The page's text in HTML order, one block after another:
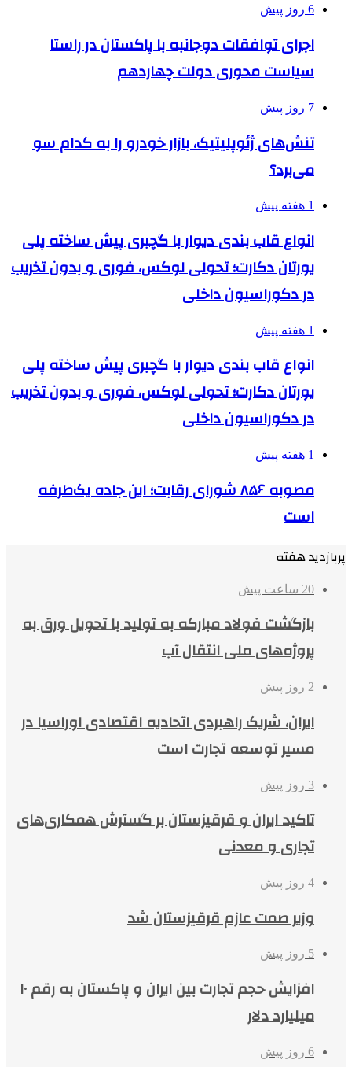
6 روز پیش
اجرای توافقات دوجانبه با پاکستان در راستا
سیاست محوری دولت چهاردهم
7 روز پیش
تنش‌های ژئوپلیتیک، بازار خودرو را به کدام سو
می‌برد؟
1 هفته پیش
انواع قاب بندی دیوار با گچبری پیش ساخته پلی
یورتان دکارت؛ تحولی لوکس، فوری و بدون تخریب
در دکوراسیون داخلی
1 هفته پیش
انواع قاب بندی دیوار با گچبری پیش ساخته پلی
یورتان دکارت؛ تحولی لوکس، فوری و بدون تخریب
در دکوراسیون داخلی
1 هفته پیش
مصوبه ۸۵۶ شورای رقابت؛ این جاده یک‌طرفه
است
پربازدید هفته
20 ساعت پیش
بازگشت فولاد مبارکه به تولید با تحویل ورق به
پروژه‌های ملی انتقال آب
2 روز پیش
ایران، شریک راهبردی اتحادیه اقتصادی اوراسیا در
مسیر توسعه تجارت است
3 روز پیش
تاکید ایران و قرقیزستان بر گسترش همکاری‌های
تجاری و معدنی
4 روز پیش
وزیر صمت عازم قرقیزستان شد
5 روز پیش
افزایش حجم تجارت بین ایران و پاکستان به رقم ۱۰
میلیارد دلار
6 روز پیش